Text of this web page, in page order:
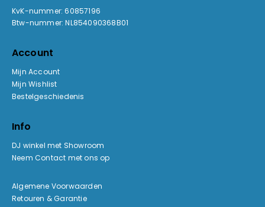
KvK-nummer: 60857196
Btw-nummer: NL854090368B01
Account
Mijn Account
Mijn Wishlist
Bestelgeschiedenis
Info
DJ winkel met Showroom
Neem Contact met ons op
Algemene Voorwaarden
Retouren & Garantie